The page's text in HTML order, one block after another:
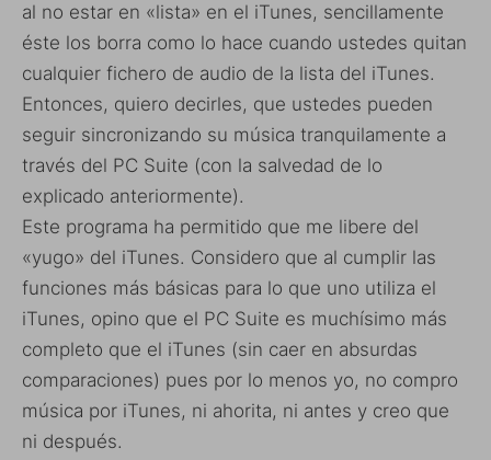
al no estar en «lista» en el iTunes, sencillamente
éste los borra como lo hace cuando ustedes quitan
cualquier fichero de audio de la lista del iTunes.
Entonces, quiero decirles, que ustedes pueden
seguir sincronizando su música tranquilamente a
través del PC Suite (con la salvedad de lo
explicado anteriormente).
Este programa ha permitido que me libere del
«yugo» del iTunes. Considero que al cumplir las
funciones más básicas para lo que uno utiliza el
iTunes, opino que el PC Suite es muchísimo más
completo que el iTunes (sin caer en absurdas
comparaciones) pues por lo menos yo, no compro
música por iTunes, ni ahorita, ni antes y creo que
ni después.